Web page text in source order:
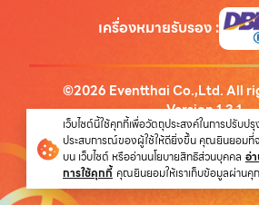
เครื่องหมายรับรอง:
©2026 Eventthai Co.,Ltd. All
Version1.3.1
นโยบายความเป็นส่วนตัว
เว็บไซต์นี้ใช้คุกกี้เพื่อวัตถุประสงค์ในการปรับปรุ
ประสบการณ์ของผู้ใช้ให้ดียิ่งขึ้น คุณยินยอมที่
บน เว็บไซต์ หรืออ่านนโยบายสิทธิส่วนบุคคล อ่
การใช้คุกกี้ คุณยินยอมให้เราเก็บข้อมูลผ่านคุ